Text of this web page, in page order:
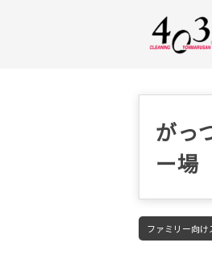
がっ
ー場
ファミリー向け